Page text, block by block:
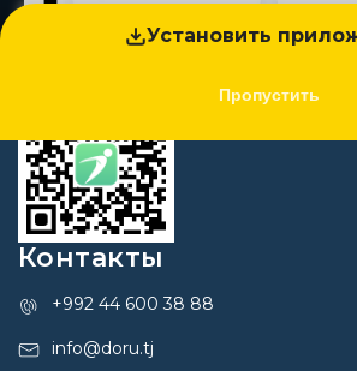
Установить
Пропустить
Контакты
+992 44 600 38 88
info@doru.tj